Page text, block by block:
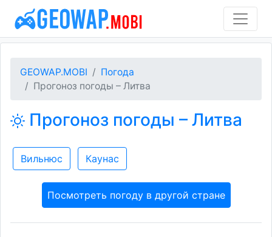
GEOWAP.MOBI
Погода
Прогоноз погоды – Литва
Прогоноз погоды – Литва
Вильнюс Каунас
Посмотреть погоду в другой стране